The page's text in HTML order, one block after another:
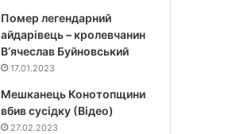
Помер легендарний
айдарівець – кролевчанин
В‘ячеслав Буйновський
17.01.2023
Мешканець Конотопщини
вбив сусідку (Відео)
27.02.2023